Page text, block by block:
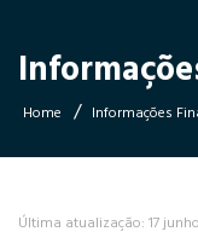
Home / Informações
Última atualização: 17